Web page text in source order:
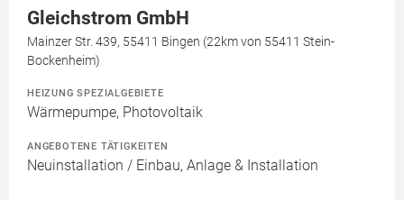
Gleichstrom GmbH
Mainzer Str. 439, 55411 Bingen (22km von 55411 Stein-
Bockenheim)
HEIZUNG SPEZIALGEBIETE
Wärmepumpe, Photovoltaik
ANGEBOTENE TÄTIGKEITEN
Neuinstallation / Einbau, Anlage & Installation